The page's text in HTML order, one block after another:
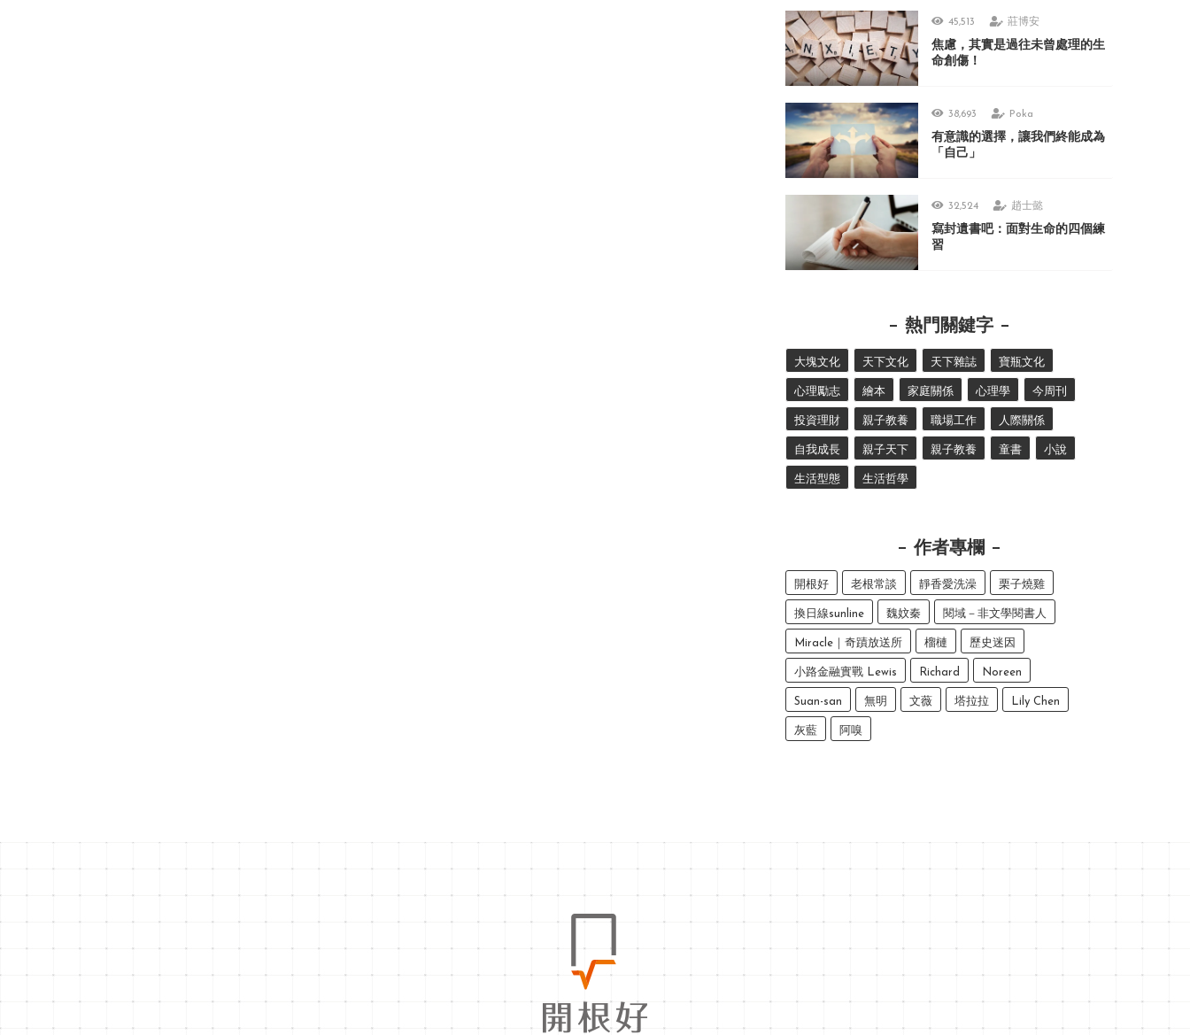
45,513 莊博安
焦慮，其實是過往未曾處理的生
命創傷！
38,693 Poka
有意識的選擇，讓我們終能成為
「自己」
32,524 趙士懿
寫封遺書吧：面對生命的四個練
習
熱門關鍵字
大塊文化 天下文化 天下雜誌 寶瓶文化
心理勵志 繪本 家庭關係 心理學 今周刊
投資理財 親子教養 職場工作 人際關係
自我成長 親子天下 親子教養 童書 小說
生活型態 生活哲學
作者專欄
開根好 老根常談 靜香愛洗澡 栗子燒雞
換日線sunline 魏妏秦 閱域－非文學閱書人
Miracle｜奇蹟放送所 榴槤 歷史迷因
小路金融實戰 Lewis Richard Noreen
Suan-san 無明 文薇 塔拉拉 Lily Chen
灰藍 阿嗅